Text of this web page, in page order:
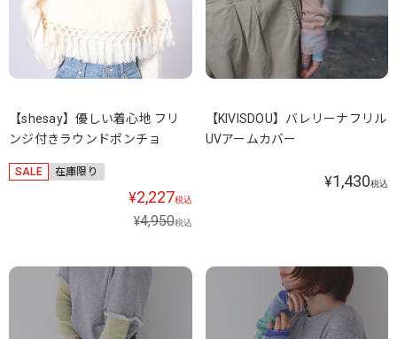
【shesay】優しい着心地 フリ
ンジ付きラウンドポンチョ
SALE 在庫限り
¥2,227税込
¥4,950税込
【KIVISDOU】バレリーナフリル
UVアームカバー
¥1,430税込